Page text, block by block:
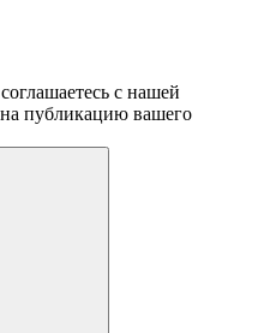
с нашей
публикацию вашего